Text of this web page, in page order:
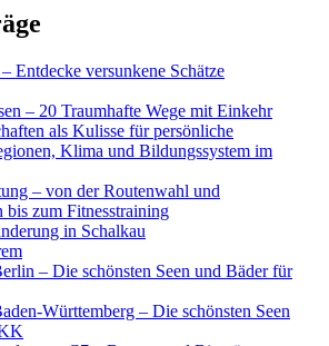
Entdecke versunkene Schätze
– 20 Traumhafte Wege mit Einkehr
als Kulisse für persönliche
Klima und Bildungssystem im
– von der Routenwahl und
bis zum Fitnesstraining
in Schalkau
– Die schönsten Seen und Bäder für
Württemberg – Die schönsten Seen